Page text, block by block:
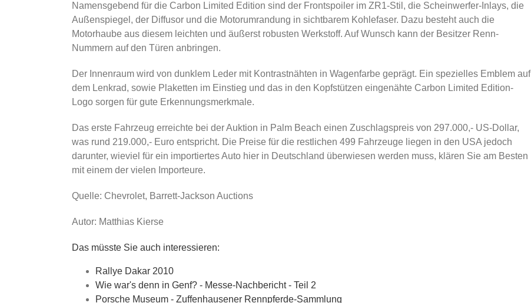
Namensgebend für die Carbon Limited Edition sind der Frontspoiler im ZR1-Stil, die Scheinwerfer-Inlays, die
Außenspiegel, der Diffusor und die Motorumrandung in sichtbarem Kohlefaser. Dazu besteht auch die
Motorhaube aus diesem leichten und äußerst robusten Werkstoff. Auf Wunsch kann der Besitzer Renn-
Nummern auf den Türen anbringen.
Der Innenraum wird von dunklem Leder mit Kontrastnähten in Wagenfarbe geprägt. Ein spezielles Emblem auf
dem Lenkrad, sowie Plaketten im Einstieg und das in den Kopfstützen eingenähte Carbon Limited Edition-
Logo sorgen für gute Erkennungsmerkmale.
Das erste Fahrzeug erreichte bei der Auktion in Palm Beach einen Zuschlagspreis von 297.000,- US-Dollar,
was rund 219.000,- Euro entspricht. Die Preise für die restlichen 499 Fahrzeuge liegen in den USA jedoch
darunter, wieviel für ein importiertes Auto hier in Deutschland überwiesen werden muss, klären Sie am Besten
mit einem der vielen Importeure.
Quelle: Chevrolet, Barrett-Jackson Auctions
Autor: Matthias Kierse
Das müsste Sie auch interessieren:
Rallye Dakar 2010
Wie war's denn in Genf? - Messe-Nachbericht - Teil 2
Porsche Museum - Zuffenhausener Rennpferde-Sammlung